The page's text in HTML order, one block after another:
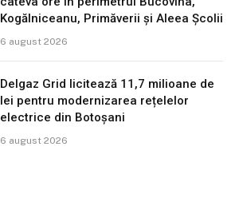
Kogălniceanu, Primăverii și Aleea Școlii
6 august 2026
Delgaz Grid licitează 11,7 milioane de
lei pentru modernizarea rețelelor
electrice din Botoșani
6 august 2026